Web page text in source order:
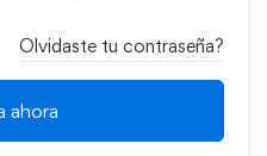
Olvidaste tu contraseña?
ahora